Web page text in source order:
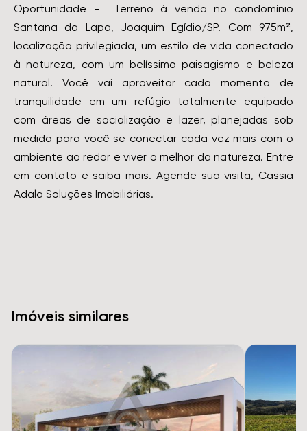
Oportunidade - Terreno à venda no condomínio
Santana da Lapa, Joaquim Egídio/SP. Com 975m²,
localização privilegiada, um estilo de vida conectado
à natureza, com um belíssimo paisagismo e beleza
natural. Você vai aproveitar cada momento de
tranquilidade em um refúgio totalmente equipado
com áreas de socialização e lazer, planejadas sob
medida para você se conectar cada vez mais com o
ambiente ao redor e viver o melhor da natureza. Entre
em contato e saiba mais. Agende sua visita, Cassia
Adala Soluções Imobiliárias.
Imóveis similares